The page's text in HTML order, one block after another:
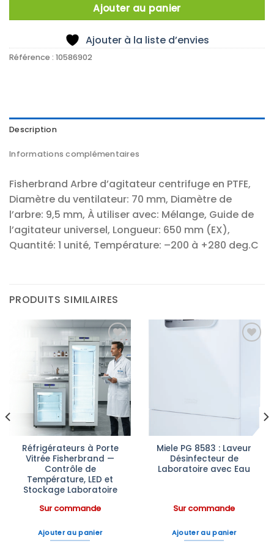
Ajouter au panier
Ajouter à la liste d’envies
Référence : 10586902
Description
Informations complémentaires
Fisherbrand Arbre d’agitateur centrifuge en PTFE,
Diamètre du ventilateur: 70 mm, Diamètre de
l’arbre: 9,5 mm, À utiliser avec: Mélange, Guide de
l’agitateur universel, Longueur: 650 mm (EX),
Quantité: 1 unité, Température: –200 à +280 deg.C
PRODUITS SIMILAIRES
Ajouter
à la liste
d’envies
Réfrigérateurs à Porte
Vitrée Fisherbrand —
Contrôle de
Température, LED et
Stockage Laboratoire
Sur commande
Ajouter au panier
Miele PG 8583 : Laveur
Désinfecteur de
Laboratoire avec Eau
Sur commande
Ajouter au panier